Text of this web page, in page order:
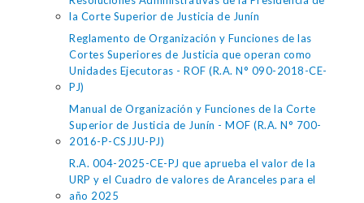
la Corte Superior de Justicia de Junín
Reglamento de Organización y Funciones de las
Cortes Superiores de Justicia que operan como
Unidades Ejecutoras - ROF (R.A. N° 090-2018-CE-
PJ)
Manual de Organización y Funciones de la Corte
Superior de Justicia de Junín - MOF (R.A. N° 700-
2016-P-CSJJU-PJ)
R.A. 004-2025-CE-PJ que aprueba el valor de la
URP y el Cuadro de valores de Aranceles para el
año 2025